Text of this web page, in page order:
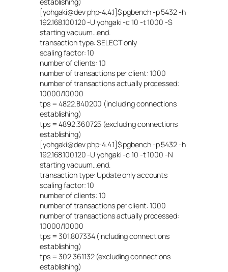
[yohgaki@dev php-4.4.1]$ pgbench -p 5432 -h
192.168.100.120 -U yohgaki -c 10 -t 1000 -S
starting vacuum…end.
transaction type: SELECT only
scaling factor: 10
number of clients: 10
number of transactions per client: 1000
number of transactions actually processed:
10000/10000
tps = 4822.840200 (including connections
establishing)
tps = 4892.360725 (excluding connections
establishing)
[yohgaki@dev php-4.4.1]$ pgbench -p 5432 -h
192.168.100.120 -U yohgaki -c 10 -t 1000 -N
starting vacuum…end.
transaction type: Update only accounts
scaling factor: 10
number of clients: 10
number of transactions per client: 1000
number of transactions actually processed:
10000/10000
tps = 301.807334 (including connections
establishing)
tps = 302.361132 (excluding connections
establishing)